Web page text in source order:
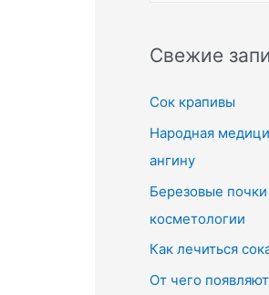
Свежие
Сок крапивы
Народная
ангину
Березовые
косметологии
Как лечиться
От чего